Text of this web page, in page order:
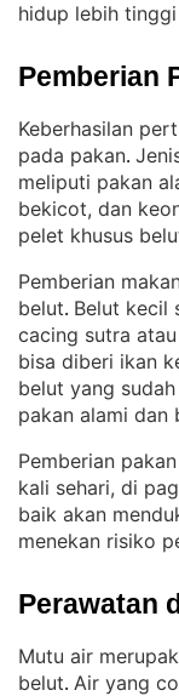
hidup lebih
Pemberian
Keberhasilan
pada pakan.
meliputi pakan
bekicot, dan
pelet khusus
Pemberian
belut. Belut kecil
cacing sutra
bisa diberi ikan
belut yang
pakan alami dan
Pemberian
kali sehari, di
baik akan
menekan risiko
Perawatan
Mutu air
belut. Air yang